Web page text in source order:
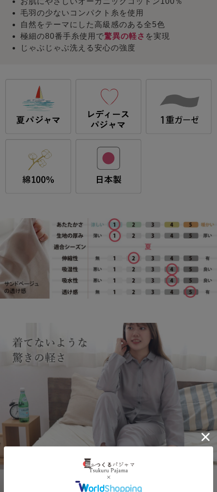
毛羽の少ないコンパクト糸を使用
自然をテーマにした高級感のある全5色
極細の80番手糸使用で驚異の軽さ を実現
じゃぶじゃぶ洗える安心の強度